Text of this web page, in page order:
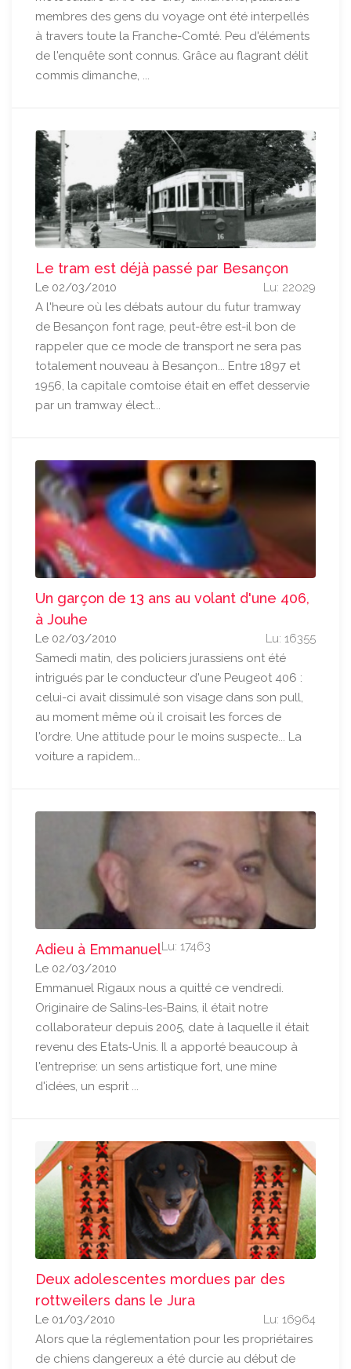
membres des gens du voyage ont été interpellés
à travers toute la Franche-Comté. Peu d'éléments
de l'enquête sont connus. Grâce au flagrant délit
commis dimanche, ...
Le tram est déjà passé par Besançon
Lu: 22029
Le 02/03/2010
A l'heure où les débats autour du futur tramway
de Besançon font rage, peut-être est-il bon de
rappeler que ce mode de transport ne sera pas
totalement nouveau à Besançon... Entre 1897 et
1956, la capitale comtoise était en effet desservie
par un tramway élect...
Un garçon de 13 ans au volant d'une 406,
à Jouhe
Lu: 16355
Le 02/03/2010
Samedi matin, des policiers jurassiens ont été
intrigués par le conducteur d'une Peugeot 406 :
celui-ci avait dissimulé son visage dans son pull,
au moment même où il croisait les forces de
l'ordre. Une attitude pour le moins suspecte... La
voiture a rapidem...
Adieu à EmmanuelLu: 17463
Le 02/03/2010
Emmanuel Rigaux nous a quitté ce vendredi.
Originaire de Salins-les-Bains, il était notre
collaborateur depuis 2005, date à laquelle il était
revenu des Etats-Unis. Il a apporté beaucoup à
l'entreprise: un sens artistique fort, une mine
d'idées, un esprit ...
Deux adolescentes mordues par des
rottweilers dans le Jura
Lu: 16964
Le 01/03/2010
Alors que la réglementation pour les propriétaires
de chiens dangereux a été durcie au début de